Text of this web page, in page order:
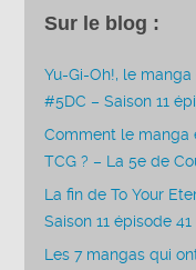
Sur le blog :
Yu-Gi-Oh!, le
#5DC – Saison 11
Comment le manga
TCG ? – La 5e de
La fin de To Your
Saison 11 épisode 41
Les 7 mangas qui